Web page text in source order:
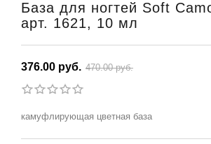
База для ногтей Soft
арт. 1621, 10 мл
376.00 руб. 470.00 руб.
камуфлирующая цветная база